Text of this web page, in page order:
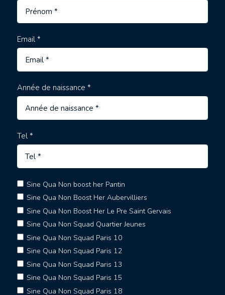
Email *
Année de naissance *
Tel *
Sine Qua Non boost her Pantin
Sine Qua Non Boost Her Aubervilliers
Sine Qua Non Boost Her Le Pre Saint Gervais
Sine Qua Non Squad Quartier Jeunes
Sine Qua Non Squad Paris 10
Sine Qua Non Squad Paris 12
Sine Qua Non Squad Paris 13
Sine Qua Non Squad Paris 15
Sine Qua Non Squad Paris 18